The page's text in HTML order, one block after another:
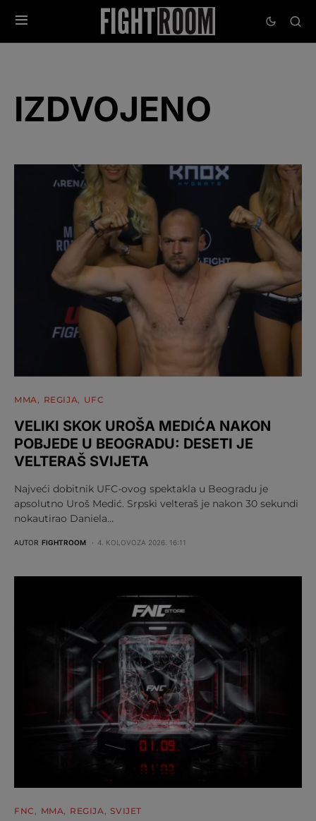
IZDVOJENO
MMA REGIJA UFC
VELIKI SKOK UROŠA MEDIĆA NAKON
POBJEDE U BEOGRADU: DESETI JE
VELTERAŠ SVIJETA
Najveći dobitnik UFC-ovog spektakla u Beogradu je
apsolutno Uroš Medić. Srpski velteraš je nakon 30 sekundi
nokautirao Daniela…
AUTOR FIGHTROOM 4. KOLOVOZA 2026. 16:11
FNC MMA REGIJA SVIJET